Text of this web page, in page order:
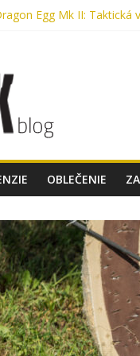
Egg Mk II: Taktická
Bennon Nero High:
OBLEČENIE